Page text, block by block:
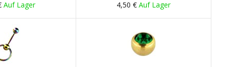
Auf Lager 4,50 € Auf Lager